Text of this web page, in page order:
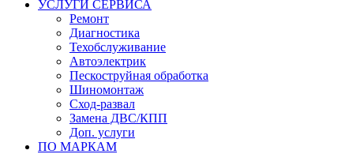
УСЛУГИ СЕРВИСА
Ремонт
Диагностика
Техобслуживание
Автоэлектрик
Пескоструйная обработка
Шиномонтаж
Сход-развал
Замена ДВС/КПП
Доп. услуги
ПО МАРКАМ